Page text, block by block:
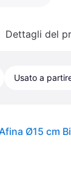
Dettagli del
Usato a
Ø15 cm